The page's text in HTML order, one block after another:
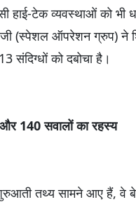
टेक व्यवस्थाओं को भी
(स्पेशल ऑपरेशन ग्रुप) ने
को दबोचा है।
140 सवालों का रहस्य
तथ्य सामने आए हैं, वे